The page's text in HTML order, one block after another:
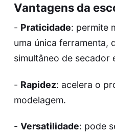
Vantagens da
- Praticidade: permite
uma única ferramenta,
simultâneo de secador
- Rapidez: acelera o
modelagem.
- Versatilidade: pode